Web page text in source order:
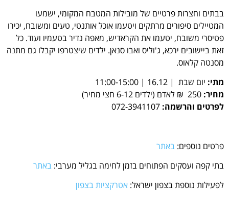
בבתים וחצרות פרטיים של מובילות המטבח המקומי, ישמעו
המטיילים סיפורים מרתקים ויטעמו אוכל אותנטי, טעים ומשובח, יכירו
פטיסרי משובח, יטעמו את הקראדיש, מאפה נדיר בטעמיו ועוד. כל
זאת ביישובים ירכא, ג'וליס ואבו סנאן. ילדים שיצטרפו יקבלו גם מתנה
מסנטה קלאוס.
מתי: יום שבת | 16.12 | 11:00-15:00
מחיר: 250 ₪ לאדם (ילדים 6-12 חצי מחיר)
לפרטים והרשמה: 072-3941107
פרטים נוספים: באתר
בתי קפה ועסקים הפתוחים בזמן לחימה בגליל מערבי: באתר
לפעילות נוספת בצפון ישראל: אטרקציות בצפון